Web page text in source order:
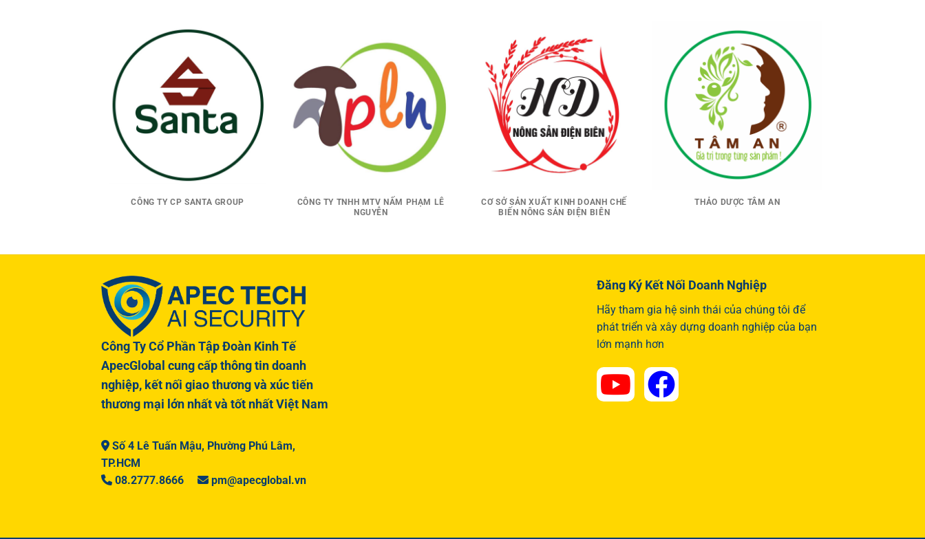
CÔNG TY CP SANTA GROUP
CÔNG TY TNHH MTV NẤM PHẠM LÊ
NGUYỄN
CƠ SỞ SẢN XUẤT KINH DOANH CHẾ
BIẾN NÔNG SẢN ĐIỆN BIÊN
THẢO DƯỢC TÂM AN
Công Ty Cổ Phần Tập Đoàn Kinh Tế
ApecGlobal cung cấp thông tin doanh
nghiệp, kết nối giao thương và xúc tiến
thương mại lớn nhất và tốt nhất Việt Nam
Số 4 Lê Tuấn Mậu, Phường Phú Lâm,
TP.HCM
08.2777.8666
pm@apecglobal.vn
Đăng Ký Kết Nối Doanh Nghiệp
Hãy tham gia hệ sinh thái của chúng tôi để
phát triển và xây dựng doanh nghiệp của bạn
lớn mạnh hơn